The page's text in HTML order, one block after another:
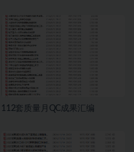
112套质量月QC成果汇编